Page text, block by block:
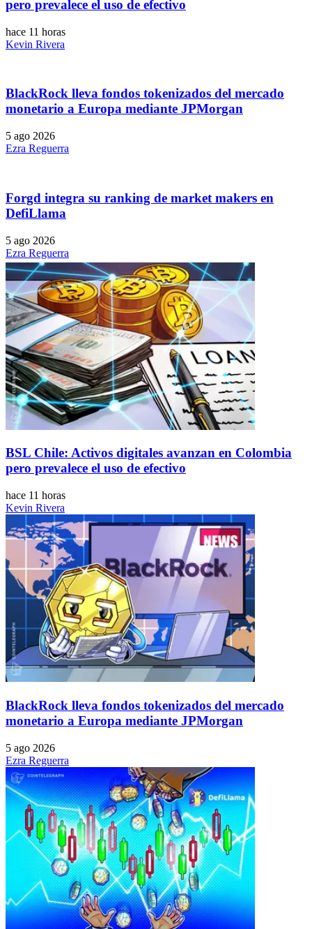
pero prevalece el uso de efectivo
hace 11 horas
Kevin Rivera
BlackRock lleva fondos tokenizados del mercado
monetario a Europa mediante JPMorgan
5 ago 2026
Ezra Reguerra
Forgd integra su ranking de market makers en
DefiLlama
5 ago 2026
Ezra Reguerra
BSL Chile: Activos digitales avanzan en Colombia
pero prevalece el uso de efectivo
hace 11 horas
Kevin Rivera
BlackRock lleva fondos tokenizados del mercado
monetario a Europa mediante JPMorgan
5 ago 2026
Ezra Reguerra